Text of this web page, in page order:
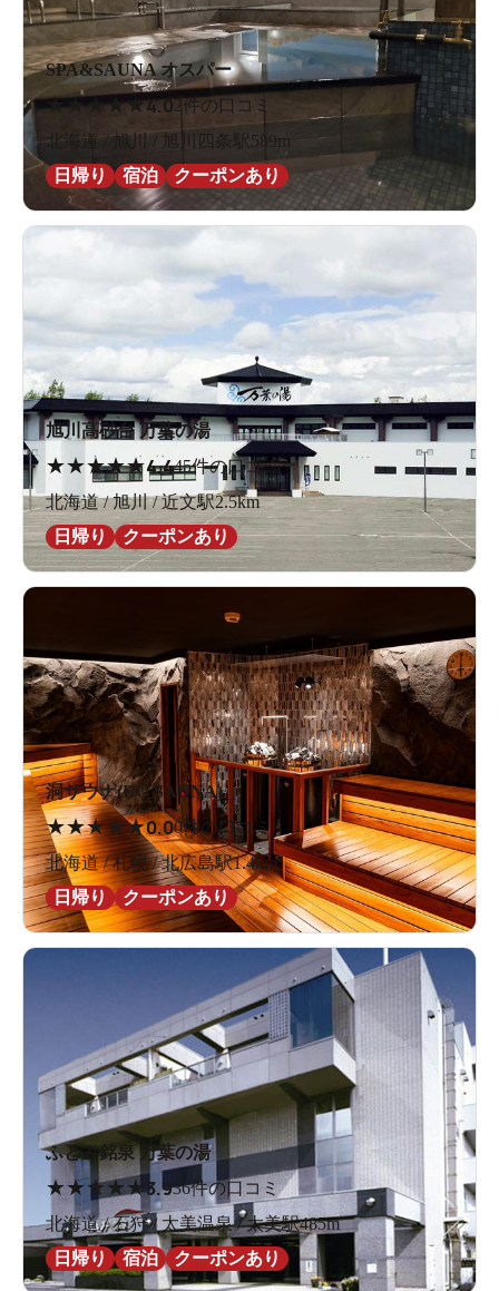
サウナ＆水風呂<br><br>
露天。こんな温泉に入る物好きは誰だー
わあわわわあああ！
寒い！
お湯もぬるい！（33℃）
逃げ場のない寒さ。
でも、ORPは測りたい。
どーしたらいいの？！
SPA&SAUNA オスパー
★★★★★4.02件の口コミ
北海道 / 旭川 / 旭川四条駅589m
日帰り
宿泊 クーポンあり
旭川高砂台 万葉の湯
★★★★★4.445件の口コミ
北海道 / 旭川 / 近文駅2.5km
日帰り
クーポンあり
洞サウナ(DO SAUNA)
★★★★★0.00件の口コミ
北海道 / 札幌 / 北広島駅1.4km
日帰り
クーポンあり
ふとみ銘泉 万葉の湯
★★★★ ★3.936件の口コミ
北海道 / 石狩 / 太美温泉 / 太美駅485m
日帰り
宿泊 クーポンあり